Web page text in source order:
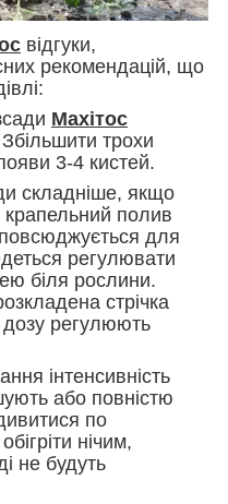
відгуки,
рекомендацій, що
Махітос
трохи
3-4 кистей.
складніше, якщо
крапельний полив
для
регулювати
біля рослини.
стрічка
дозу регулюють
інтенсивність
або повністю
по
нічим,
не будуть